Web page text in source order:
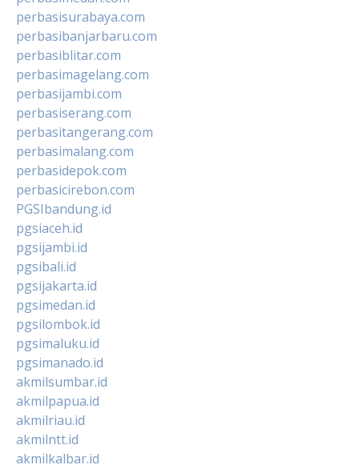
perbasisurabaya.com
perbasibanjarbaru.com
perbasiblitar.com
perbasimagelang.com
perbasijambi.com
perbasiserang.com
perbasitangerang.com
perbasimalang.com
perbasidepok.com
perbasicirebon.com
PGSIbandung.id
pgsiaceh.id
pgsijambi.id
pgsibali.id
pgsijakarta.id
pgsimedan.id
pgsilombok.id
pgsimaluku.id
pgsimanado.id
akmilsumbar.id
akmilpapua.id
akmilriau.id
akmilntt.id
akmilkalbar.id